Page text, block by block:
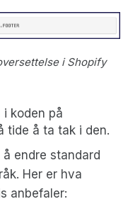
i Shopify
koden på
tide å ta tak i den.
endre standard
Her er hva
anbefaler: